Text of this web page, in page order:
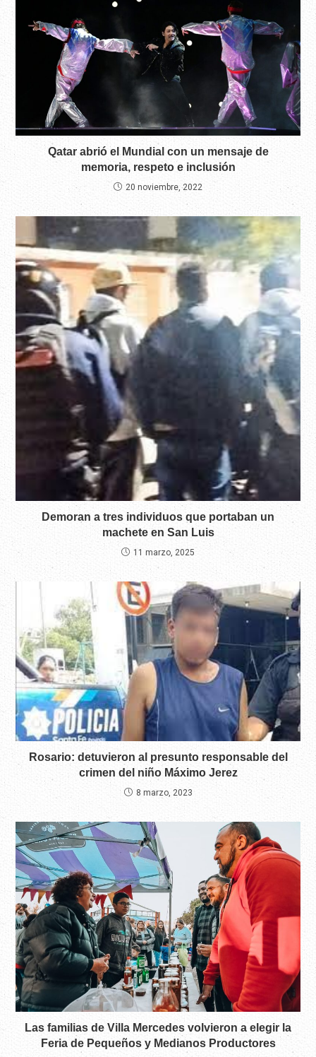
Qatar abrió el Mundial con un mensaje de
memoria, respeto e inclusión
20 noviembre, 2022
Demoran a tres individuos que portaban un
machete en San Luis
11 marzo, 2025
Rosario: detuvieron al presunto responsable del
crimen del niño Máximo Jerez
8 marzo, 2023
Las familias de Villa Mercedes volvieron a elegir la
Feria de Pequeños y Medianos Productores